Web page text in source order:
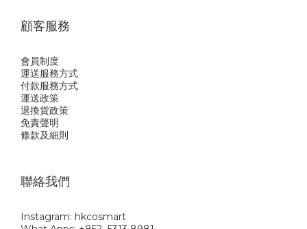
顧客服務
會員制度
運送服務方式
付款服務方式
運送政策
退換貨政策
免責聲明
條款及細則
聯絡我們
Instagram: hkcosmart